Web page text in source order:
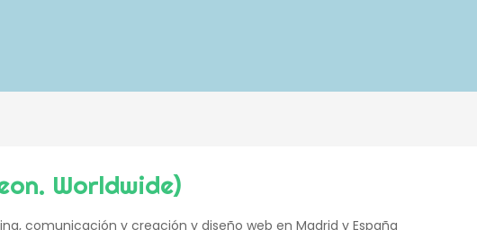
Worldwide)
comunicación y creación y diseño web en Madrid y España